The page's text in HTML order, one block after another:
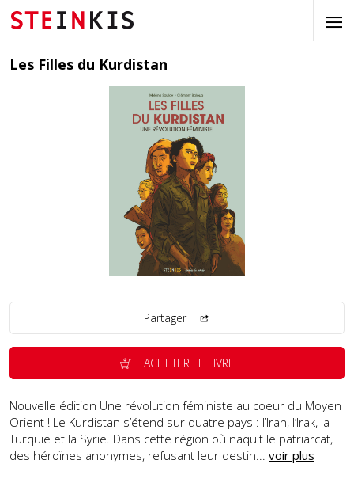
Les Filles du Kurdistan
Partager
ACHETER LE LIVRE
Nouvelle édition Une révolution féministe au coeur du Moyen
Orient ! Le Kurdistan s’étend sur quatre pays : l’Iran, l’Irak, la
Turquie et la Syrie. Dans cette région où naquit le patriarcat,
des héroïnes anonymes, refusant leur destin... voir plus